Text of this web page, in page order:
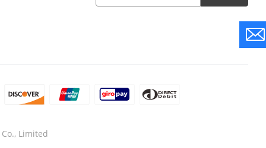
Limited